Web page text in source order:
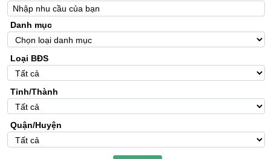
Danh mục
Loại BĐS
Tỉnh/Thành
Quận/Huyện